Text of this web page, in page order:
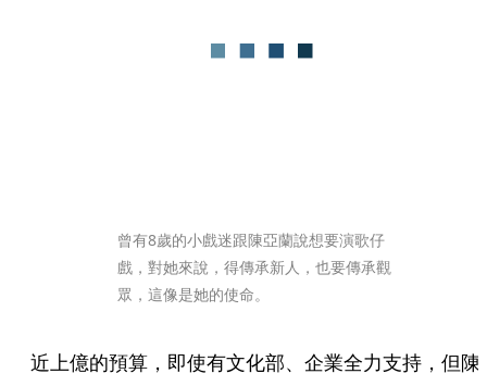
曾有8歲的小戲迷跟陳亞蘭說想要演歌仔
戲，對她來說，得傳承新人，也要傳承觀
眾，這像是她的使命。
近上億的預算，即使有文化部、企業全力支持，但陳